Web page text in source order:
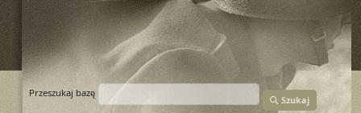
Przeszukaj bazę
Szukaj